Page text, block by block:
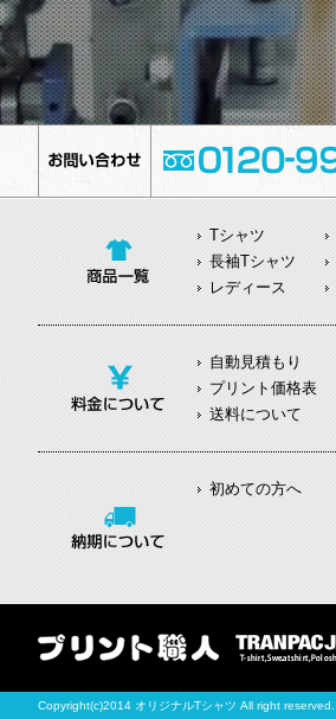
Tシャツ
長袖Tシャツ
レディース
自動見積もり
プリント価格表
送料について
初めての方へ
Copyright(c)2014 オリジナルTシャツ All right reserved.